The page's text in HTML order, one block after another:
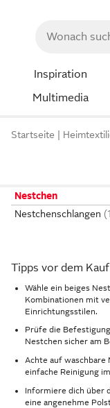
Inspiration
Multimedia
Startseite
Nestchen
Nestchenschlangen
Tipps vor dem Kauf
Wähle ein beiges
Kombinationen mit
Einrichtungsstilen.
Prüfe die
Nestchen sicher am
Achte auf waschbare
einfache Reinigung
Informiere dich über
eine angenehme